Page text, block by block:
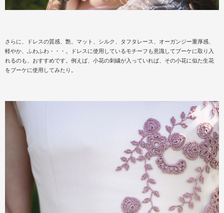
さらに、ドレスの質感、艶、マット、シルク、タフタレース、オーガンジー重厚感、
軽やか、ふわふわ・・・。ドレスに使用しているモチーフも意識してブーケに取り入
れるのも、おすすめです。例えば、小花の刺繍が入っていれば、その小花に似た生花
をブーケに使用してみたり。